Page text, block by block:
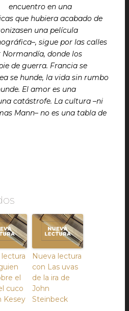
encuentro en una
que hubiera acabado de
una película
sigue por las calles
Normandía, donde los
de guerra. Francia se
se hunde, la vida sin rumbo
El amor es una
catástrofe. La cultura –ni
Mann– no es una tabla de
el
cuco
Kesey
Nueva lectura
con Las uvas
de la ira de
John
Steinbeck